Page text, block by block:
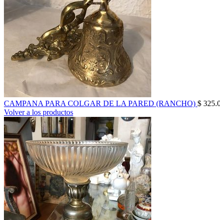
CAMPANA PARA COLGAR DE LA PARED (RANCHO) $
Volver a los productos